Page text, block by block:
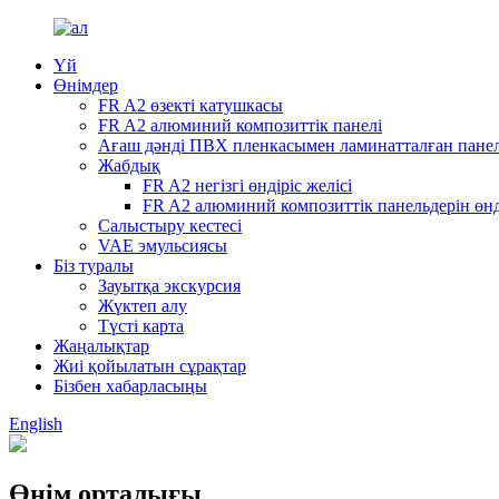
Үй
Өнімдер
FR A2 өзекті катушкасы
FR A2 алюминий композиттік панелі
Ағаш дәнді ПВХ пленкасымен ламинатталған
Жабдық
FR A2 негізгі өндіріс желісі
FR A2 алюминий композиттік панельдерін
Салыстыру кестесі
VAE эмульсиясы
Біз туралы
Зауытқа экскурсия
Жүктеп алу
Түсті карта
Жаңалықтар
Жиі қойылатын сұрақтар
Бізбен хабарласыңы
English